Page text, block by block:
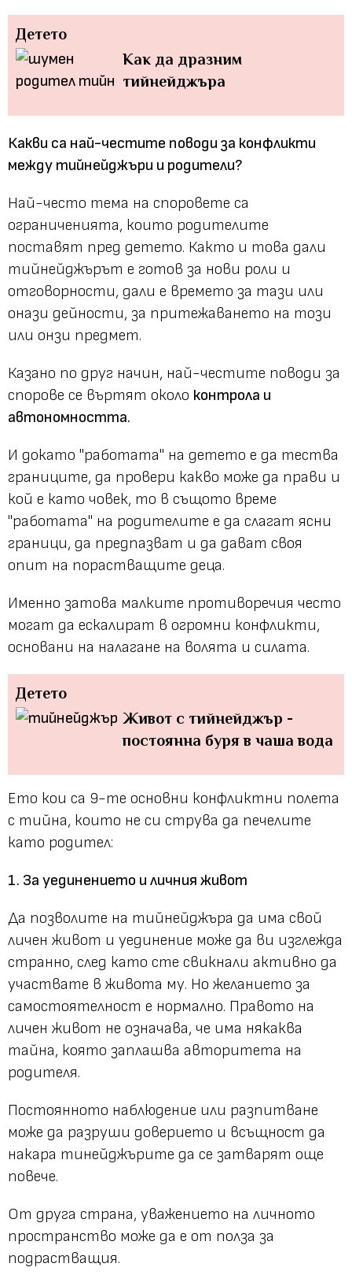
Детето
Как да дразним
тийнейджъра
Какви са най-честите поводи за конфликти
между тийнейджъри и родители?
Най-често тема на споровете са
ограниченията, които родителите
поставят пред детето. Както и това дали
тийнейджърът е готов за нови роли и
отговорности, дали е времето за тази или
онази дейности, за притежаването на този
или онзи предмет.
Казано по друг начин, най-честите поводи за
спорове се въртят около контрола и
автономността.
И докато "работата" на детето е да тества
границите, да провери какво може да прави и
кой е като човек, то в същото време
"работата" на родителите е да слагат ясни
граници, да предпазват и да дават своя
опит на порастващите деца.
Именно затова малките противоречия често
могат да ескалират в огромни конфликти,
основани на налагане на волята и силата.
Детето
Живот с тийнейджър -
постоянна буря в чаша вода
Ето кои са 9-те основни конфликтни полета
с тийна, които не си струва да печелите
като родител:
1. За уединението и личния живот
Да позволите на тийнейджъра да има свой
личен живот и уединение може да ви изглежда
странно, след като сте свикнали активно да
участвате в живота му. Но желанието за
самостоятелност е нормално. Правото на
личен живот не означава, че има някаква
тайна, която заплашва авторитета на
родителя.
Постоянното наблюдение или разпитване
може да разруши доверието и всъщност да
накара тинейджърите да се затварят още
повече.
От друга страна, уважението на личното
пространство може да е от полза за
подрастващия.